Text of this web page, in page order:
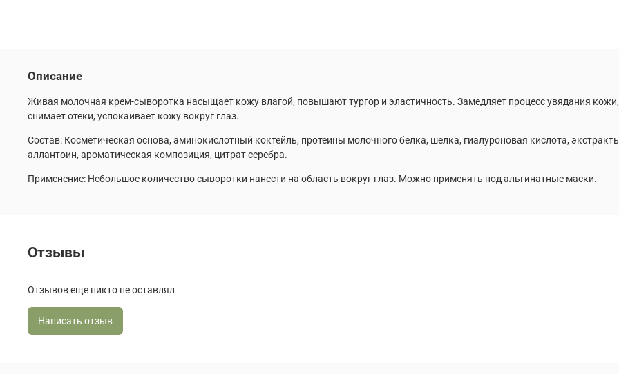
Описание
Живая молочная крем-сыворотка насыщает кожу влагой, повышают тургор и эластичность. Замедляет процесс увядания
снимает отеки, успокаивает кожу вокруг глаз.
Состав: Косметическая основа, аминокислотный коктейль, протеины молочного белка, шелка, гиалуроновая кислота,
аллантоин, ароматическая композиция, цитрат серебра.
Применение: Небольшое количество сыворотки нанести на область вокруг глаз. Можно применять под альгинатные маски.
Отзывы
Отзывов еще никто не оставлял
Написать отзыв